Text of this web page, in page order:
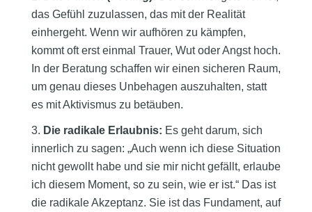
das Gefühl zuzulassen, das mit der Realität
einhergeht. Wenn wir aufhören zu kämpfen,
kommt oft erst einmal Trauer, Wut oder Angst hoch.
In der Beratung schaffen wir einen sicheren Raum,
um genau dieses Unbehagen auszuhalten, statt
es mit Aktivismus zu betäuben.
Die radikale Erlaubnis: Es geht darum, sich
innerlich zu sagen: „Auch wenn ich diese Situation
nicht gewollt habe und sie mir nicht gefällt, erlaube
ich diesem Moment, so zu sein, wie er ist.“ Das ist
die radikale Akzeptanz. Sie ist das Fundament, auf